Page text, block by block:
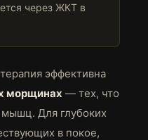
через ЖКТ в
эффективна
морщинах — тех, что
Для глубоких
в покое,